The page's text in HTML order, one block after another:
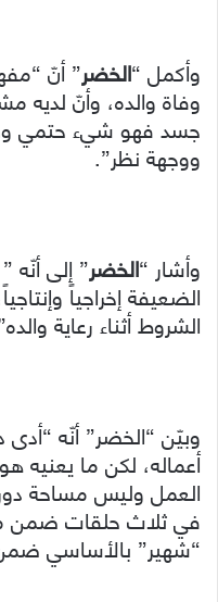
وأكمل “الخضر” أنّ
وفاة والده، وأنّ لديه
جسد فهو شيء حتمي
ووجهة نظر”.
وأشار “الخضر” إلى
الضعيفة إخراجياً
الشروط أثناء رعاية
أعماله، لكن ما يعنيه
العمل وليس مساحة
في ثلاث حلقات
“شهير” بالأساسي